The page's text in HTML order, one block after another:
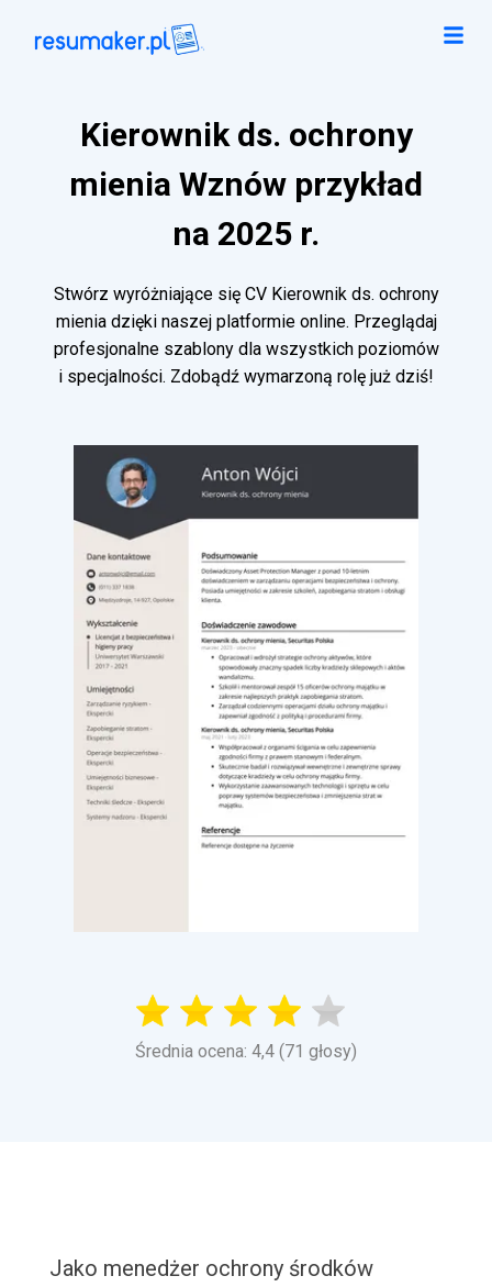
Kierownik ds. ochrony
mienia Wznów przykład
na 2025 r.
Stwórz wyróżniające się CV Kierownik ds. ochrony
mienia dzięki naszej platformie online. Przeglądaj
profesjonalne szablony dla wszystkich poziomów
i specjalności. Zdobądź wymarzoną rolę już dziś!
Średnia ocena: 4,4 (71 głosy)
Jako menedżer ochrony środków